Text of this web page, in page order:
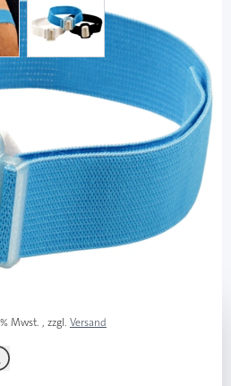
für Dexcom G4 / G5
- 1 Stück
Mwst. , zzgl. Versand